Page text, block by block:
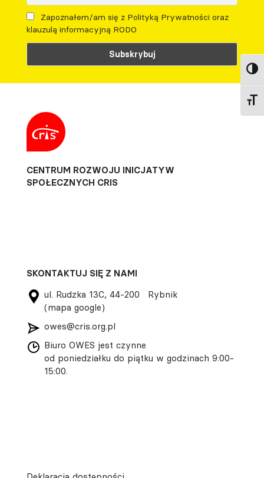
Zapoznałem/am się z Polityką Prywatności oraz
klauzulą informacyjną RODO
CENTRUM ROZWOJU INICJATYW
SPOŁECZNYCH CRIS
SKONTAKTUJ SIĘ Z NAMI
ul. Rudzka 13C, 44-200 Rybnik
(mapa google)
owes@cris.org.pl
Biuro OWES jest czynne
od poniedziałku do piątku w godzinach 9:00-
15:00.